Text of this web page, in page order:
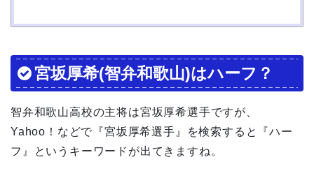
宮坂厚希(智弁和歌山)はハーフ？
智弁和歌山高校の主将は宮坂厚希選手ですが、
Yahoo！などで『宮坂厚希選手』を検索すると『ハー
フ』というキーワードが出てきますね。